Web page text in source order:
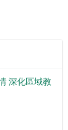
深化區域教